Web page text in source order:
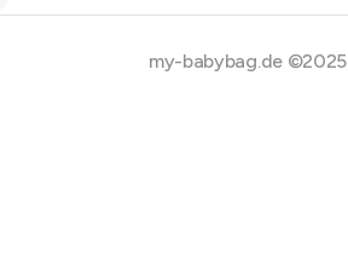
my-babybag.de ©2025